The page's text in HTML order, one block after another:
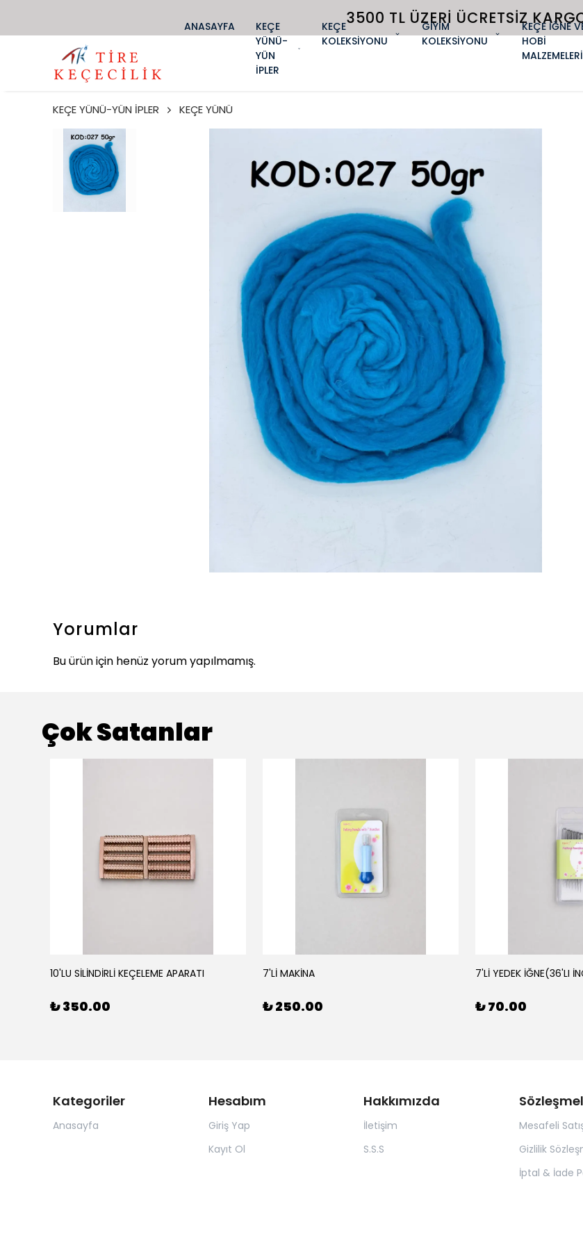
3500 TL ÜZERI ÜCRETSIZ
ANASAYFA
KEÇE
YÜNÜ-
YÜN
İPLER
KEÇE
KOLEKSİYONU
GİYİM
KOLEKSİYONU
KEÇE İĞNE
HOBİ
MALZEMELERİ
KEÇE YÜNÜ-YÜN İPLER KEÇE YÜNÜ
Yorumlar
Bu ürün için henüz yorum yapılmamış.
Çok Satanlar
10'LU SİLİNDİRLİ KEÇELEME APARATI
₺ 350.00
7'Lİ MAKİNA
₺ 250.00
7'Lİ YEDEK İĞNE(36'LI
₺ 70.00
Kategoriler
Anasayfa
Hesabım
Giriş Yap
Kayıt Ol
Hakkımızda
İletişim
S.S.S
Mesafeli
Gizlilik
İptal & İade